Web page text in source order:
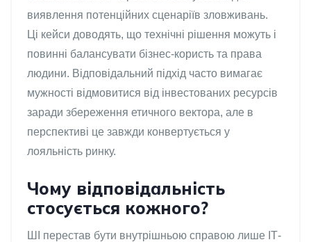
виявлення потенційних сценаріїв зловживань.
Ці кейси доводять, що технічні рішення можуть і
повинні балансувати бізнес-користь та права
людини. Відповідальний підхід часто вимагає
мужності відмовитися від інвестованих ресурсів
заради збереження етичного вектора, але в
перспективі це завжди конвертується у
лояльність ринку.
Чому відповідальність
стосується кожного?
ШІ перестав бути внутрішньою справою лише ІТ-